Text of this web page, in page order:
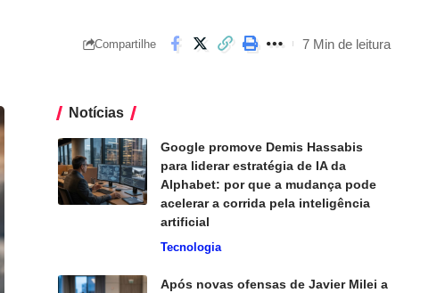
Compartilhe 7 Min de leitura
Notícias
Google promove Demis Hassabis
para liderar estratégia de IA da
Alphabet: por que a mudança pode
acelerar a corrida pela inteligência
artificial
Tecnologia
Após novas ofensas de Javier Milei a